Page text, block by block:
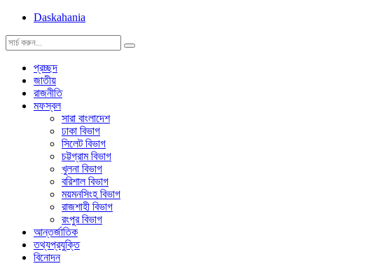
Daskahania
প্রচ্ছদ
জাতীয়
রাজনীতি
মফস্বল
সারা বাংলাদেশ
ঢাকা বিভাগ
সিলেট বিভাগ
চট্টগ্রাম বিভাগ
খুলনা বিভাগ
বরিশাল বিভাগ
ময়মনসিংহ বিভাগ
রাজশাহী বিভাগ
রংপুর বিভাগ
আন্তর্জাতিক
তথ্যপ্রযুক্তি
বিনোদন